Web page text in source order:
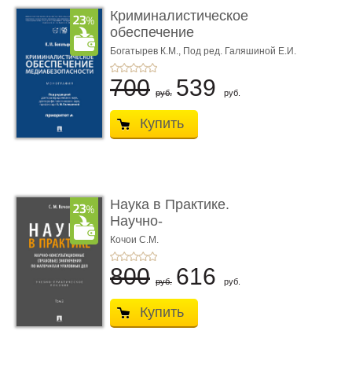
Криминалистическое
обеспечение
медиабезопас� ...
Богатырев К.М., Под ред. Галяшиной Е.И.
700 руб. 539 руб.
Купить
Наука в Практике.
Научно-
консультационные (пра
...
Кочои С.М.
800 руб. 616 руб.
Купить